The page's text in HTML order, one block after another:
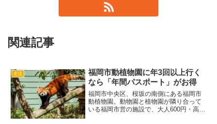
関連記事
生活
福岡市動植物園に年3回以上行く
なら「年間パスポート」がお得
福岡市中央区、桜坂の南側にある福岡市
動植物園。動物園と植物園が隣り合って
いる福岡市営の施設で、大人600円・高校